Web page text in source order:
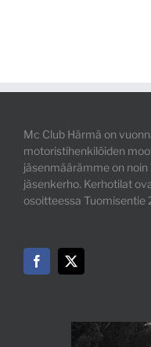
Mc Club Härmä on
motoristihenkilöiden
jäsenmäärämme on
jäsenkerho. Kerhotilat
osoitteessa Tuomisentie